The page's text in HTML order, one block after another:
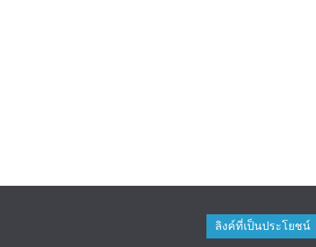
ลิงค์ที่เป็นประโยชน์